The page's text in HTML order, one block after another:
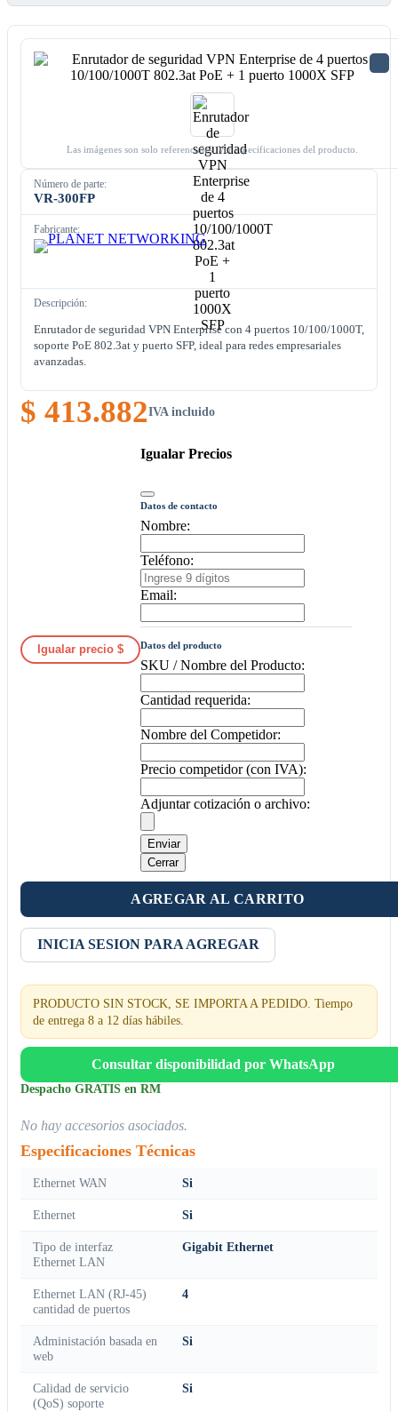
Las imágenes son solo referenciales. Ver especificaciones del producto.
Número de parte:
VR-300FP
Fabricante:
Descripción:
Enrutador de seguridad VPN Enterprise con 4 puertos 10/100/1000T,
soporte PoE 802.3at y puerto SFP, ideal para redes empresariales
avanzadas.
$ 413.882IVA incluido
Igualar precio $
Igualar Precios
Datos de contacto
Nombre:
Teléfono:
Email:
Datos del producto
SKU / Nombre del Producto:
Cantidad requerida:
Nombre del Competidor:
Precio competidor (con IVA):
Adjuntar cotización o archivo:
Enviar
Cerrar
AGREGAR AL CARRITO
INICIA SESION PARA AGREGAR
PRODUCTO SIN STOCK, SE IMPORTA A PEDIDO. Tiempo
de entrega 8 a 12 días hábiles.
Consultar disponibilidad por WhatsApp
Despacho GRATIS en RM
No hay accesorios asociados.
Especificaciones Técnicas
Ethernet WAN Si
Ethernet Si
Tipo de interfaz
Ethernet LAN
Gigabit Ethernet
Ethernet LAN (RJ-45)
cantidad de puertos
4
Administación basada en
web
Si
Calidad de servicio
(QoS) soporte
Si